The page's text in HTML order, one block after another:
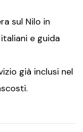
sul Nilo in
e guida
già inclusi nel